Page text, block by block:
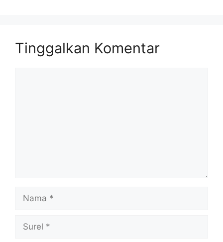
Tinggalkan Komentar
Nama
Surel